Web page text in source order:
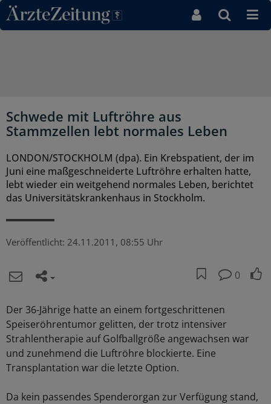
Direkt zum Inhaltsbereich
Schwede mit Luftröhre aus
Stammzellen lebt normales Leben
LONDON/STOCKHOLM (dpa). Ein Krebspatient, der im
Juni eine maßgeschneiderte Luftröhre erhalten hatte,
lebt wieder ein weitgehend normales Leben, berichtet
das Universitätskrankenhaus in Stockholm.
Veröffentlicht: 24.11.2011, 08:55 Uhr
0
Der 36-Jährige hatte an einem fortgeschrittenen
Speiseröhrentumor gelitten, der trotz intensiver
Strahlentherapie auf Golfballgröße angewachsen war
und zunehmend die Luftröhre blockierte. Eine
Transplantation war die letzte Option.
Da kein passendes Spenderorgan zur Verfügung stand,